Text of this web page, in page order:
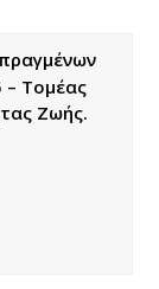
– Τομέας
Ζωής.